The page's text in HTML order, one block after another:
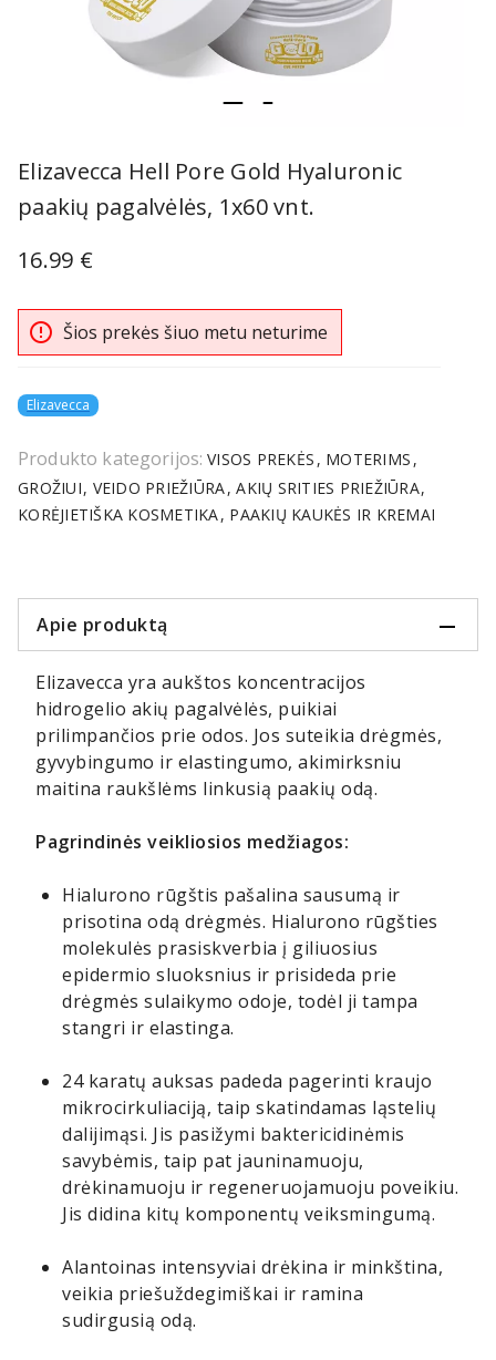
Elizavecca Hell Pore Gold Hyaluronic
paakių pagalvėlės, 1x60 vnt.
16.99 €
error_outline Šios prekės šiuo metu neturime
Elizavecca
Produkto kategorijos: VISOS PREKĖS MOTERIMS
GROŽIUI VEIDO PRIEŽIŪRA AKIŲ SRITIES PRIEŽIŪRA
KORĖJIETIŠKA KOSMETIKA PAAKIŲ KAUKĖS IR KREMAI
Apie produktą
Elizavecca yra aukštos koncentracijos
hidrogelio akių pagalvėlės, puikiai
prilimpančios prie odos. Jos suteikia drėgmės,
gyvybingumo ir elastingumo, akimirksniu
maitina raukšlėms linkusią paakių odą.
Pagrindinės veikliosios medžiagos:
Hialurono rūgštis pašalina sausumą ir
prisotina odą drėgmės. Hialurono rūgšties
molekulės prasiskverbia į giliuosius
epidermio sluoksnius ir prisideda prie
drėgmės sulaikymo odoje, todėl ji tampa
stangri ir elastinga.
24 karatų auksas padeda pagerinti kraujo
mikrocirkuliaciją, taip skatindamas ląstelių
dalijimąsi. Jis pasižymi baktericidinėmis
savybėmis, taip pat jauninamuoju,
drėkinamuoju ir regeneruojamuoju poveikiu.
Jis didina kitų komponentų veiksmingumą.
Alantoinas intensyviai drėkina ir minkština,
veikia priešuždegimiškai ir ramina
sudirgusią odą.